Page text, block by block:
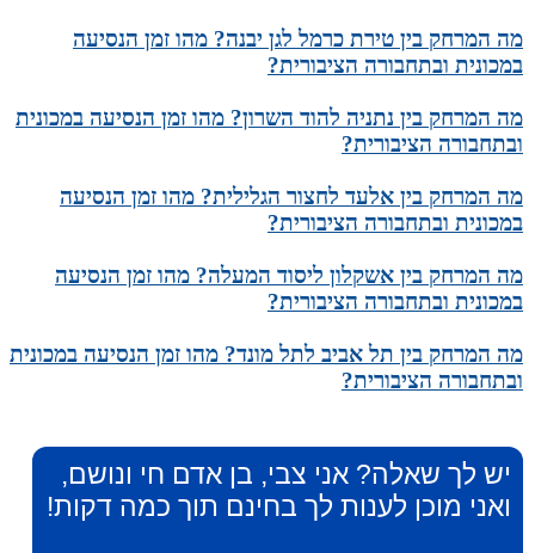
מה המרחק בין טירת כרמל לגן יבנה? מהו זמן הנסיעה
במכונית ובתחבורה הציבורית?
מה המרחק בין נתניה להוד השרון? מהו זמן הנסיעה במכונית
ובתחבורה הציבורית?
מה המרחק בין אלעד לחצור הגלילית? מהו זמן הנסיעה
במכונית ובתחבורה הציבורית?
מה המרחק בין אשקלון ליסוד המעלה? מהו זמן הנסיעה
במכונית ובתחבורה הציבורית?
מה המרחק בין תל אביב לתל מונד? מהו זמן הנסיעה במכונית
ובתחבורה הציבורית?
יש לך שאלה? אני צבי, בן אדם חי ונושם,
ואני מוכן לענות לך בחינם תוך כמה דקות!